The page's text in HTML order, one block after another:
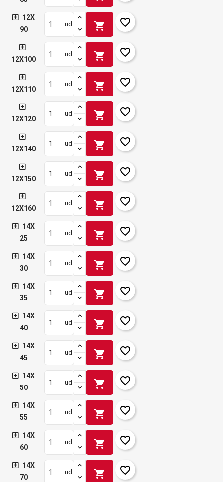
12X
90
ud shopping_cart favorite_border
12X100
ud shopping_cart favorite_border
12X110
ud shopping_cart favorite_border
12X120
ud shopping_cart favorite_border
12X140
ud shopping_cart favorite_border
12X150
ud shopping_cart favorite_border
12X160
ud shopping_cart favorite_border
14X
25
ud shopping_cart favorite_border
14X
30
ud shopping_cart favorite_border
14X
35
ud shopping_cart favorite_border
14X
40
ud shopping_cart favorite_border
14X
45
ud shopping_cart favorite_border
14X
50
ud shopping_cart favorite_border
14X
55
ud shopping_cart favorite_border
14X
60
ud shopping_cart favorite_border
14X
70
ud shopping_cart favorite_border